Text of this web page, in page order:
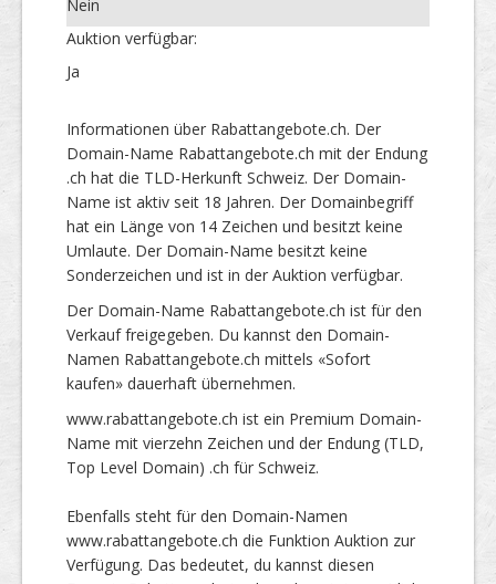
Nein
Auktion verfügbar:
Ja
Informationen über Rabattangebote.ch. Der
Domain-Name Rabattangebote.ch mit der Endung
.ch hat die TLD-Herkunft Schweiz. Der Domain-
Name ist aktiv seit 18 Jahren. Der Domainbegriff
hat ein Länge von 14 Zeichen und besitzt keine
Umlaute. Der Domain-Name besitzt keine
Sonderzeichen und ist in der Auktion verfügbar.
Der Domain-Name Rabattangebote.ch ist für den
Verkauf freigegeben. Du kannst den Domain-
Namen Rabattangebote.ch mittels «Sofort
kaufen» dauerhaft übernehmen.
www.rabattangebote.ch ist ein Premium Domain-
Name mit vierzehn Zeichen und der Endung (TLD,
Top Level Domain) .ch für Schweiz.
Ebenfalls steht für den Domain-Namen
www.rabattangebote.ch die Funktion Auktion zur
Verfügung. Das bedeutet, du kannst diesen